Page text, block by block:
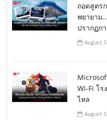
ถอดสูตร
พยายาม
ปรากฏก
August
Wi-Fi โ
ไหล
August